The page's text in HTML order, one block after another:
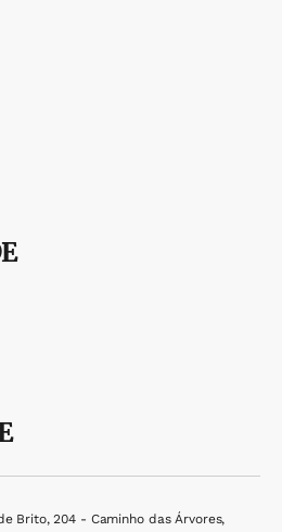
Brito, 204 - Caminho das Árvores,